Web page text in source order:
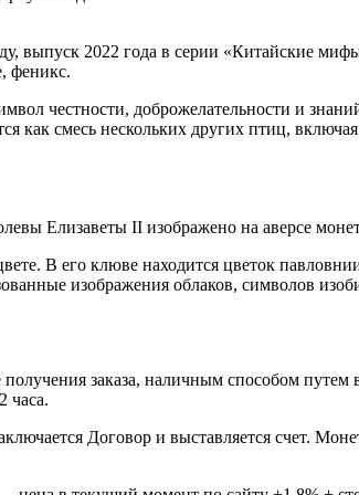
выпуск 2022 года в серии «Китайские
феникс.
честности, доброжелательности и
как смесь нескольких других птиц,
Елизаветы II изображено на аверсе
В его клюве находится цветок
изображения облаков, символов
заказа, наличным способом путем
часа.
Договор и выставляется счет.